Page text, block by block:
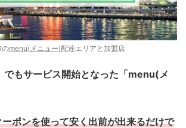
のmenu(メニュー)配達エリアと加盟店
でもサービス開始となった「menu(メ
ポンを使って安く出前が出来るだけで